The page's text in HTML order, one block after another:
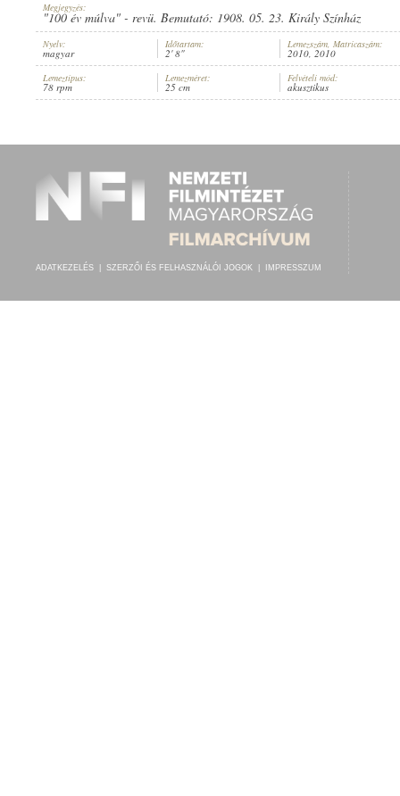
ELŐADÓ:
LÁSZLÓ RÓZSIKA RASKÓ GÉZA Z. MOLNÁR LÁSZLÓ,KIRÁLY SZÍNHÁZ
Megjegyzés:
"100 év múlva" - revü. Bemutató: 1908. 05. 23. Király Színház
Nyelv:
magyar
Időtartam:
2' 8"
Lemezszám, Matricaszám:
2010, 2010
Lemeztípus:
78 rpm
Lemezméret:
25 cm
Felvételi mód:
akusztikus
ADATKEZELÉS SZERZŐI ÉS FELHASZNÁLÓI JOGOK IMPRESSZUM